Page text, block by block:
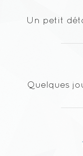
Un petit
Quelques